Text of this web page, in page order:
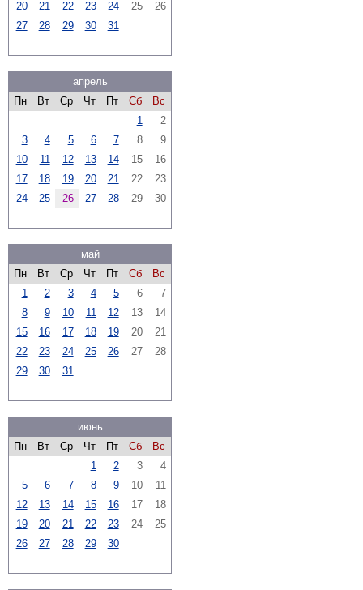
20 21 22 23 24 25
26
27
28 29 30 31
апрель
Пн
Вт Ср Чт Пт Сб
Вс
1
2
3
4 5 6 7 8
9
10
11 12 13 14 15
16
17
18 19 20 21 22
23
24
25 26 27 28 29 30
май
Пн
Вт Ср Чт Пт Сб
Вс
1
2 3 4 5 6
7
8
9 10 11 12 13
14
15
16 17 18 19 20
21
22
23 24 25 26 27
28
29
30 31
июнь
Пн
Вт Ср Чт Пт Сб
Вс
1
2 3
4
5
6 7 8 9 10
11
12
13 14 15 16 17
18
19
20 21 22 23 24
25
26
27 28 29 30